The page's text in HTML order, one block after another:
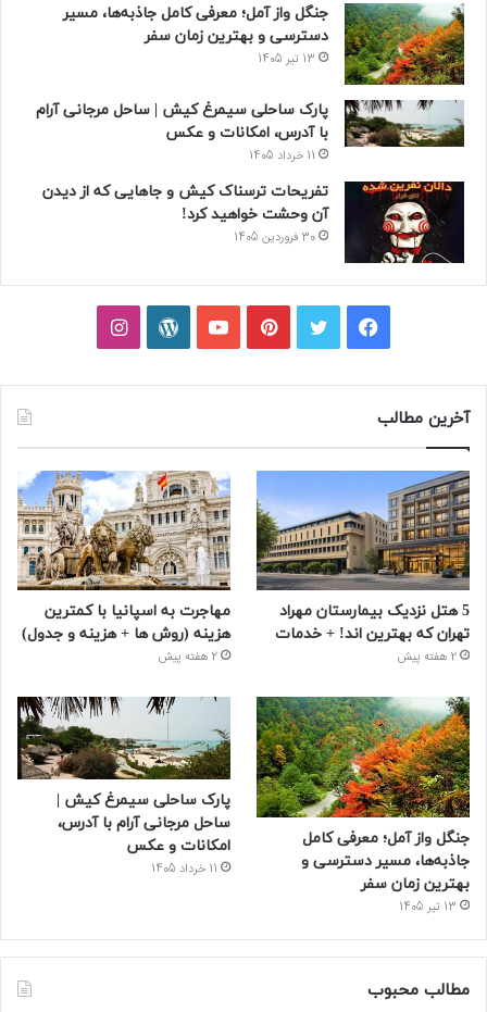
جنگل واز آمل؛ معرفی کامل جاذبه‌ها، مسیر
دسترسی و بهترین زمان سفر
13 تیر 1405
پارک ساحلی سیمرغ کیش | ساحل مرجانی آرام
با آدرس، امکانات و عکس
11 خرداد 1405
تفریحات ترسناک کیش و جاهایی که از دیدن
آن وحشت خواهید کرد!
30 فروردین 1405
فیسبوکتوییترپینتریستیوتیوبوردپرساینستاگرام
آخرین مطالب
5 هتل نزدیک بیمارستان مهراد
تهران که بهترین‌ اند! + خدمات
2 هفته پیش
مهاجرت به اسپانیا با کمترین
هزینه (روش ها + هزینه و جدول)
2 هفته پیش
جنگل واز آمل؛ معرفی کامل
جاذبه‌ها، مسیر دسترسی و
بهترین زمان سفر
13 تیر 1405
پارک ساحلی سیمرغ کیش |
ساحل مرجانی آرام با آدرس،
امکانات و عکس
11 خرداد 1405
مطالب محبوب